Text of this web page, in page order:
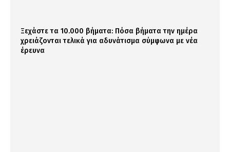
Ξεχάστε τα 10.000 βήματα: Πόσα βήματα την ημέρα
χρειάζονται τελικά για αδυνάτισμα σύμφωνα με νέα
έρευνα